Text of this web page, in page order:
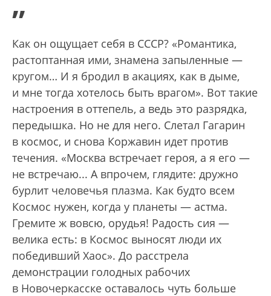
”
Как он ощущает себя в СССР? «Романтика,
растоптанная ими, знамена запыленные —
кругом… И я бродил в акациях, как в дыме,
и мне тогда хотелось быть врагом». Вот такие
настроения в оттепель, а ведь это разрядка,
передышка. Но не для него. Слетал Гагарин
в космос, и снова Коржавин идет против
течения. «Москва встречает героя, а я его —
не встречаю... А впрочем, глядите: дружно
бурлит человечья плазма. Как будто всем
Космос нужен, когда у планеты — астма.
Гремите ж вовсю, орудья! Радость сия —
велика есть: в Космос выносят люди их
победивший Хаос». До расстрела
демонстрации голодных рабочих
в Новочеркасске оставалось чуть больше